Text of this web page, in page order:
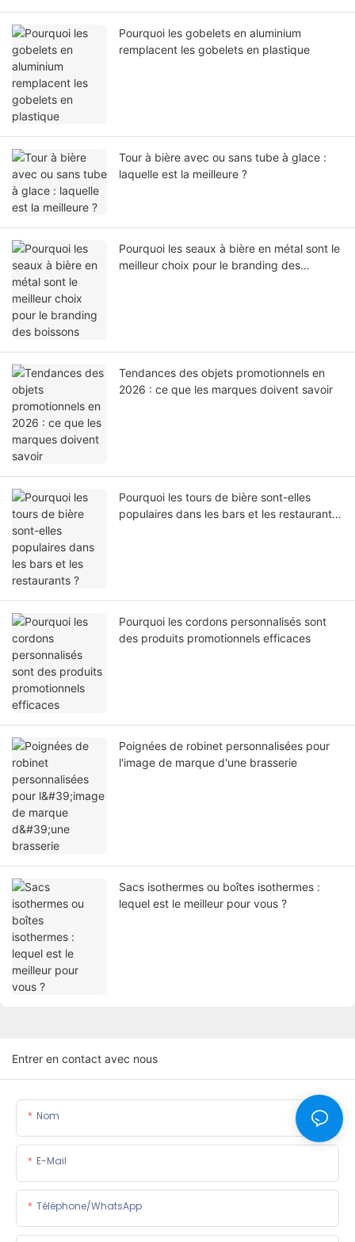
Pourquoi les gobelets en aluminium
remplacent les gobelets en plastique
Tour à bière avec ou sans tube à glace :
laquelle est la meilleure ?
Pourquoi les seaux à bière en métal sont le
meilleur choix pour le branding des
Tendances des objets promotionnels en
2026 : ce que les marques doivent savoir
Pourquoi les tours de bière sont-elles
populaires dans les bars et les restaurants
Pourquoi les cordons personnalisés sont
des produits promotionnels efficaces
Poignées de robinet personnalisées pour
l'image de marque d'une brasserie
Sacs isothermes ou boîtes isothermes :
lequel est le meilleur pour vous ?
Entrer en contact avec nous
Nom
E-Mail
Téléphone/WhatsApp